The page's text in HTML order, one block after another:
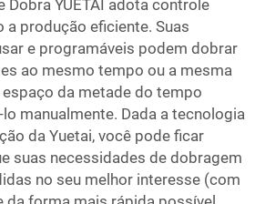
Dobra YUETAI adota controle
produção eficiente. Suas
e programáveis podem dobrar
ao mesmo tempo ou a mesma
da metade do tempo
manualmente. Dada a tecnologia
da Yuetai, você pode ficar
suas necessidades de dobragem
no seu melhor interesse (com